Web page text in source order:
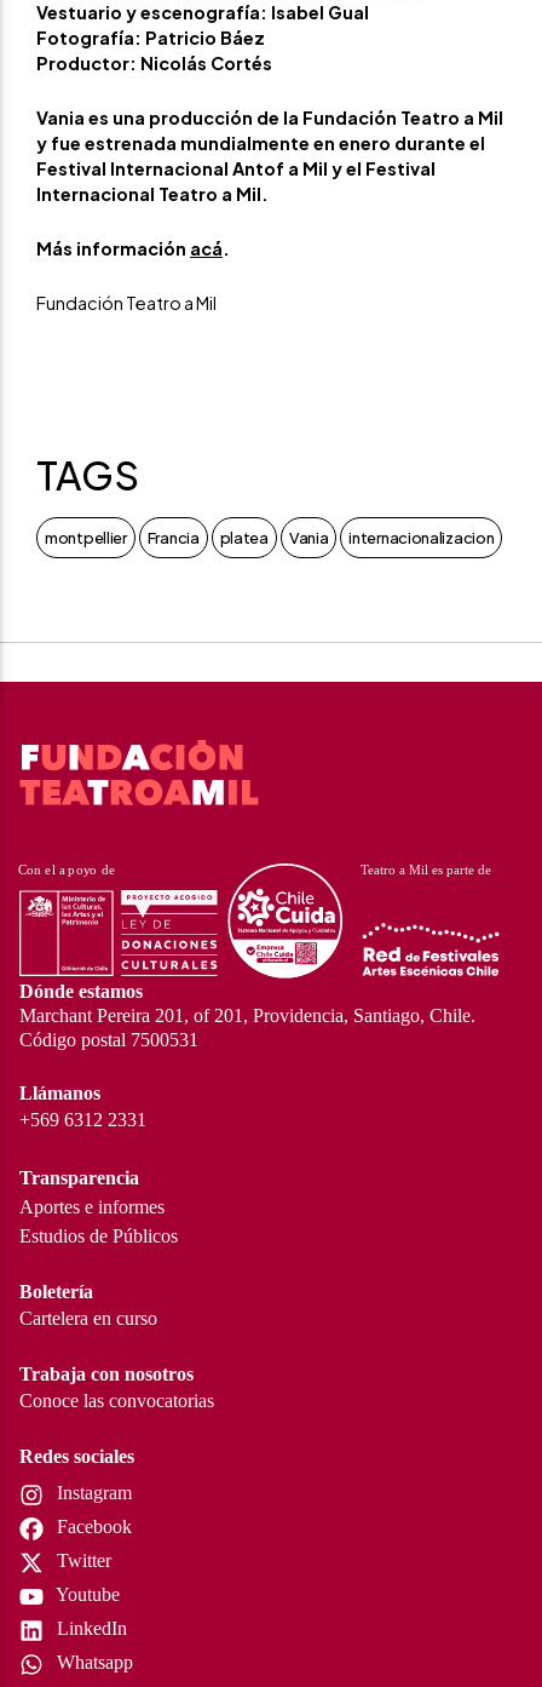
Vestuario y escenografía: Isabel Gual
Fotografía: Patricio Báez
Productor: Nicolás Cortés
Vania es una producción de la Fundación Teatro a Mil
y fue estrenada mundialmente en enero durante el
Festival Internacional Antof a Mil y el Festival
Internacional Teatro a Mil.
Más información acá.
Fundación Teatro a Mil
TAGS
montpellier Francia platea Vania internacionalizacion
Dónde estamos
Marchant Pereira 201, of 201, Providencia, Santiago, Chile.
Código postal 7500531
Llámanos
+569 6312 2331
Transparencia
Aportes e informes
Estudios de Públicos
Boletería
Cartelera en curso
Trabaja con nosotros
Conoce las convocatorias
Redes sociales
Instagram
Facebook
Twitter
Youtube
LinkedIn
Whatsapp